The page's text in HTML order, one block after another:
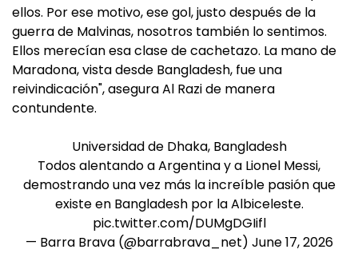
ellos. Por ese motivo, ese gol, justo después de la
guerra de Malvinas, nosotros también lo sentimos.
Ellos merecían esa clase de cachetazo. La mano de
Maradona, vista desde Bangladesh, fue una
reivindicación", asegura Al Razi de manera
contundente.
Universidad de Dhaka, Bangladesh
Todos alentando a Argentina y a Lionel Messi,
demostrando una vez más la increíble pasión que
existe en Bangladesh por la Albiceleste.
pic.twitter.com/DUMgDGIifl
— Barra Brava (@barrabrava_net) June 17, 2026